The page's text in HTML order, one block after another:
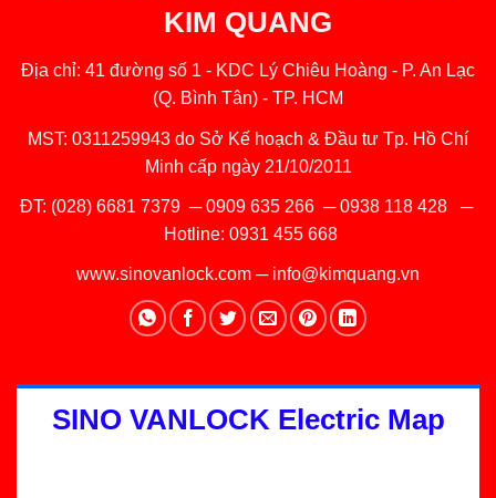
KIM QUANG
Địa chỉ: 41 đường số 1 - KDC Lý Chiêu Hoàng - P. An Lạc
(Q. Bình Tân) - TP. HCM
MST: 0311259943 do Sở Kế hoạch & Đầu tư Tp. Hồ Chí
Minh cấp ngày 21/10/2011
ĐT: (028) 6681 7379 ─0909 635 266─0938 118 428─
Hotline: 0931 455 668
www.sinovanlock.com ─ info@kimquang.vn
SINO VANLOCK Electric Map